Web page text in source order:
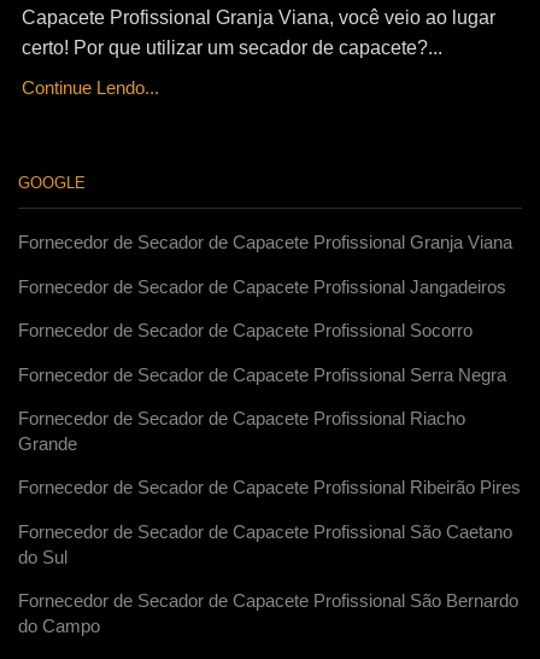
Capacete Profissional Granja Viana, você veio ao lugar
certo! Por que utilizar um secador de capacete?...
Continue Lendo...
GOOGLE
Fornecedor de Secador de Capacete Profissional Granja Viana
Fornecedor de Secador de Capacete Profissional Jangadeiros
Fornecedor de Secador de Capacete Profissional Socorro
Fornecedor de Secador de Capacete Profissional Serra Negra
Fornecedor de Secador de Capacete Profissional Riacho
Grande
Fornecedor de Secador de Capacete Profissional Ribeirão Pires
Fornecedor de Secador de Capacete Profissional São Caetano
do Sul
Fornecedor de Secador de Capacete Profissional São Bernardo
do Campo